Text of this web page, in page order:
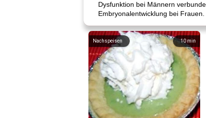
Dysfunktion bei Männern
Embryonalentwicklung bei Frauen.
10 min
Nachspeisen